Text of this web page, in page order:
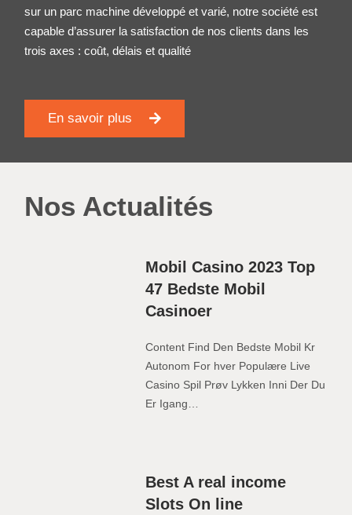
sur un parc machine développé et varié, notre société est
capable d’assurer la satisfaction de nos clients dans les
trois axes : coût, délais et qualité
En savoir plus
Nos Actualités
Mobil Casino 2023 Top
47 Bedste Mobil
Casinoer
Content Find Den Bedste Mobil Kr
Autonom For hver Populære Live
Casino Spil Prøv Lykken Inni Der Du
Er Igang…
Best A real income
Slots On line